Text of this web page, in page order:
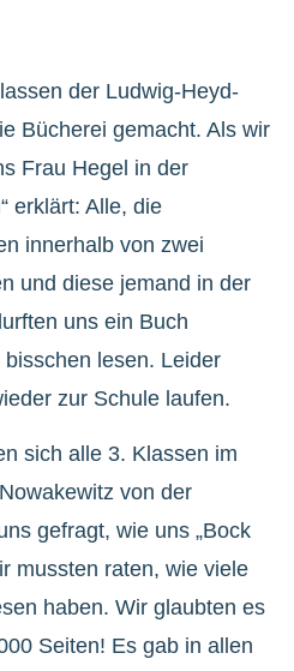
der Ludwig-Heyd-
Bücherei gemacht. Als wir
Frau Hegel in der
erklärt: Alle, die
innerhalb von zwei
und diese jemand in der
uns ein Buch
lesen. Leider
zur Schule laufen.
sich alle 3. Klassen im
von der
gefragt, wie uns „Bock
mussten raten, wie viele
haben. Wir glaubten es
Seiten! Es gab in allen